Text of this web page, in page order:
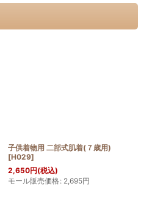
子供着物用 二部式肌着(７歳用)
[H029]
2,650円(税込)
モール販売価格: 2,695円